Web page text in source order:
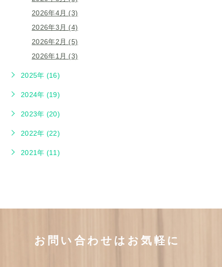
2026年4月 (3)
2026年3月 (4)
2026年2月 (5)
2026年1月 (3)
2025年 (16)
2024年 (19)
2023年 (20)
2022年 (22)
2021年 (11)
お問い合わせはお気軽に